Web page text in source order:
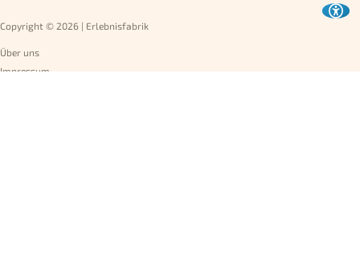
Copyright © 2026 | Erlebnisfabrik
Über uns
Impressum